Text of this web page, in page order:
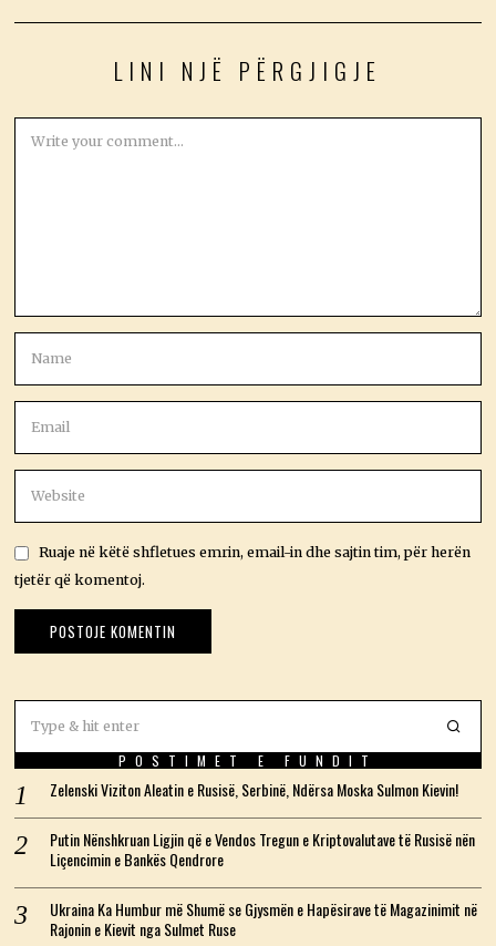
LINI NJË PËRGJIGJE
Ruaje në këtë shfletues emrin, email-in dhe sajtin tim, për herën
tjetër që komentoj.
POSTIMET E FUNDIT
Zelenski Viziton Aleatin e Rusisë, Serbinë, Ndërsa Moska Sulmon Kievin!
Putin Nënshkruan Ligjin që e Vendos Tregun e Kriptovalutave të Rusisë nën
Liçencimin e Bankës Qendrore
Ukraina Ka Humbur më Shumë se Gjysmën e Hapësirave të Magazinimit në
Rajonin e Kievit nga Sulmet Ruse